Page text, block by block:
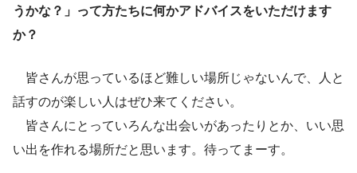
うかな？」って方たちに何かアドバイスをいただけます
か？
皆さんが思っているほど難しい場所じゃないんで、人と
話すのが楽しい人はぜひ来てください。
皆さんにとっていろんな出会いがあったりとか、いい思
い出を作れる場所だと思います。待ってまーす。